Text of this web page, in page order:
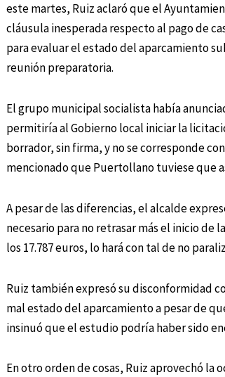
este martes, Ruiz aclaró que el
cláusula inesperada respecto al pago de
para evaluar el estado del aparcamiento
reunión preparatoria.
El grupo municipal socialista había
permitiría al Gobierno local iniciar la
borrador, sin firma, y no se corresponde
mencionado que Puertollano tuviese que
A pesar de las diferencias, el alcalde
necesario para no retrasar más el inicio de
los 17.787 euros, lo hará con tal de no
Ruiz también expresó su disconformidad
mal estado del aparcamiento a pesar de
insinuó que el estudio podría haber sido
En otro orden de cosas, Ruiz aprovechó